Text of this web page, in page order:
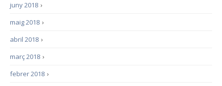
›
juny 2018
›
maig 2018
›
abril 2018
›
març 2018
›
febrer 2018